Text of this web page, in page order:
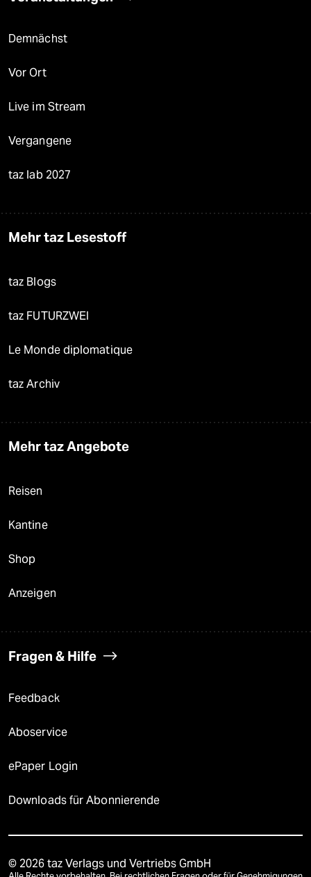
Demnächst
Vor Ort
Live im Stream
Vergangene
taz lab 2027
Mehr taz Lesestoff
taz Blogs
taz FUTURZWEI
Le Monde diplomatique
taz Archiv
Mehr taz Angebote
Reisen
Kantine
Shop
Anzeigen
Fragen & Hilfe
Feedback
Aboservice
ePaper Login
Downloads für Abonnierende
© 2026 taz Verlags und Vertriebs GmbH